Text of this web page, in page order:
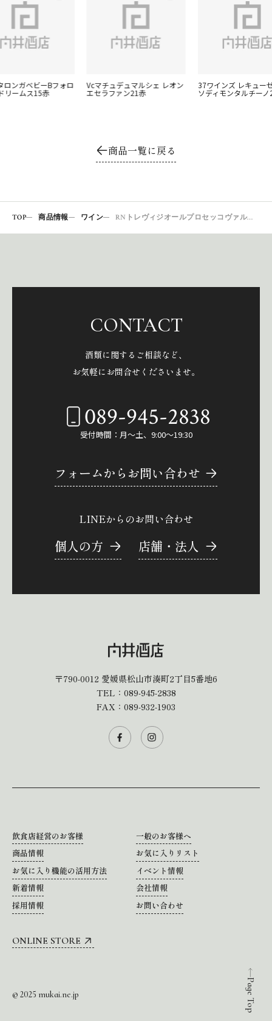
ロンガベビーBフォロ
リームス15赤
Vcマチュデュマルシェ レオン
エセラファン21赤
37ワインズ レキュー
ソディモンタルチーノ
商品一覧に戻る
TOP 商品情報 ワイン RNトレヴィジオールプロセッコヴァルドッビアデーネ
Page Top
CONTACT
酒類に関するご相談など、
お気軽にお問合せくださいませ。
089-945-2838
受付時間：月～土、9:00～19:30
フォームからお問い合わせ
LINEからのお問い合わせ
個人の方 店舗・法人
〒790-0012 愛媛県松山市湊町2丁目5番地6
TEL： 089-945-2838
FAX：089-932-1903
飲食店経営のお客様
一般のお客様へ
商品情報
お気に入りリスト
お気に入り機能の活用方法
イベント情報
新着情報
会社情報
採用情報
お問い合わせ
ONLINE STORE
© 2025 mukai.ne.jp